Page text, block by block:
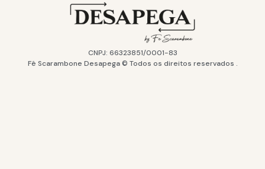
CNPJ: 66323851/0001-83
Fê Scarambone Desapega © Todos os direitos reservados .